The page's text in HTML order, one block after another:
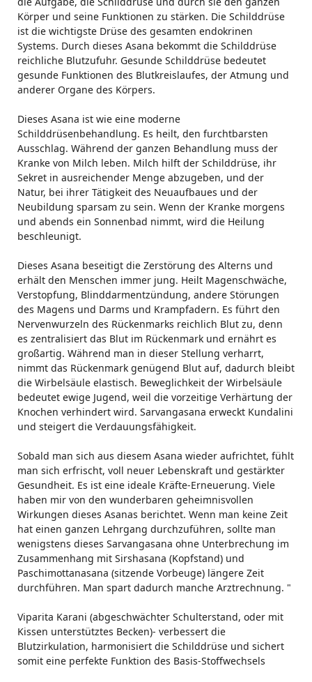
Körper und seine Funktionen zu stärken. Die Schilddrüse
ist die wichtigste Drüse des gesamten endokrinen
Systems. Durch dieses Asana bekommt die Schilddrüse
reichliche Blutzufuhr. Gesunde Schilddrüse bedeutet
gesunde Funktionen des Blutkreislaufes, der Atmung und
anderer Organe des Körpers.
Dieses Asana ist wie eine moderne
Schilddrüsenbehandlung. Es heilt, den furchtbarsten
Ausschlag. Während der ganzen Behandlung muss der
Kranke von Milch leben. Milch hilft der Schilddrüse, ihr
Sekret in ausreichender Menge abzugeben, und der
Natur, bei ihrer Tätigkeit des Neuaufbaues und der
Neubildung sparsam zu sein. Wenn der Kranke morgens
und abends ein Sonnenbad nimmt, wird die Heilung
beschleunigt.
Dieses Asana beseitigt die Zerstörung des Alterns und
erhält den Menschen immer jung. Heilt Magenschwäche,
Verstopfung, Blinddarmentzündung, andere Störungen
des Magens und Darms und Krampfadern. Es führt den
Nervenwurzeln des Rückenmarks reichlich Blut zu, denn
es zentralisiert das Blut im Rückenmark und ernährt es
großartig. Während man in dieser Stellung verharrt,
nimmt das Rückenmark genügend Blut auf, dadurch bleibt
die Wirbelsäule elastisch. Beweglichkeit der Wirbelsäule
bedeutet ewige Jugend, weil die vorzeitige Verhärtung der
Knochen verhindert wird. Sarvangasana erweckt Kundalini
und steigert die Verdauungsfähigkeit.
Sobald man sich aus diesem Asana wieder aufrichtet, fühlt
man sich erfrischt, voll neuer Lebenskraft und gestärkter
Gesundheit. Es ist eine ideale Kräfte-Erneuerung. Viele
haben mir von den wunderbaren geheimnisvollen
Wirkungen dieses Asanas berichtet. Wenn man keine Zeit
hat einen ganzen Lehrgang durchzuführen, sollte man
wenigstens dieses Sarvangasana ohne Unterbrechung im
Zusammenhang mit Sirshasana (Kopfstand) und
Paschimottanasana (sitzende Vorbeuge) längere Zeit
durchführen. Man spart dadurch manche Arztrechnung. "
Viparita Karani (abgeschwächter Schulterstand, oder mit
Kissen unterstütztes Becken)- verbessert die
Blutzirkulation, harmonisiert die Schilddrüse und sichert
somit eine perfekte Funktion des Basis-Stoffwechsels